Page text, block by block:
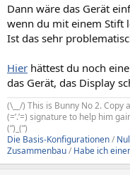
Dann wäre das Gerät
wenn du mit einem Stift
Ist das sehr
Hier hättest du noch
das Gerät, das Display
(\__/) This is Bunny No 2.
(=’.’=) signature to help him
(“)_(“)
Die Basis-Konfigurationen/
Zusammenbau/ Habe ich